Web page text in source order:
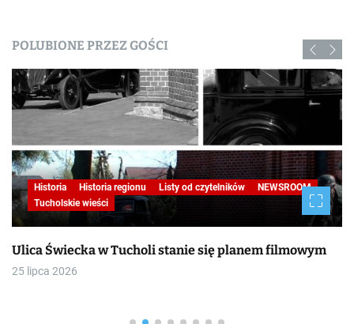
POLUBIONE PRZEZ GOŚCI
Historia Historia regionu Listy od czytelników
NEWSROOM
Tucholskie wieści
Ulica Świecka w Tucholi stanie się planem filmowym
25 lipca 2026